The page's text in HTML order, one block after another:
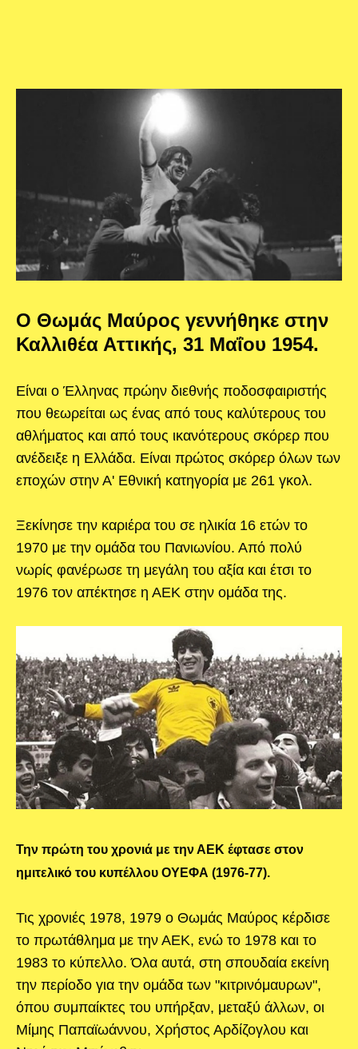
Ο Θωμάς Μαύρος γεννήθηκε στην
Καλλιθέα Αττικής, 31 Μαΐου 1954.
Είναι ο Έλληνας πρώην διεθνής ποδοσφαιριστής
που θεωρείται ως ένας από τους καλύτερους του
αθλήματος και από τους ικανότερους σκόρερ που
ανέδειξε η Ελλάδα. Είναι πρώτος σκόρερ όλων των
εποχών στην Α' Εθνική κατηγορία με 261 γκολ.
Ξεκίνησε την καριέρα του σε ηλικία 16 ετών το
1970 με την ομάδα του Πανιωνίου. Από πολύ
νωρίς φανέρωσε τη μεγάλη του αξία και έτσι το
1976 τον απέκτησε η ΑΕΚ στην ομάδα της.
Την πρώτη του χρονιά με την ΑΕΚ έφτασε στον
ημιτελικό του κυπέλλου ΟΥΕΦΑ (1976-77).
Τις χρονιές 1978, 1979 ο Θωμάς Μαύρος κέρδισε
το πρωτάθλημα με την ΑΕΚ, ενώ το 1978 και το
1983 το κύπελλο. Όλα αυτά, στη σπουδαία εκείνη
την περίοδο για την ομάδα των "κιτρινόμαυρων",
όπου συμπαίκτες του υπήρξαν, μεταξύ άλλων, οι
Μίμης Παπαϊωάννου, Χρήστος Αρδίζογλου και